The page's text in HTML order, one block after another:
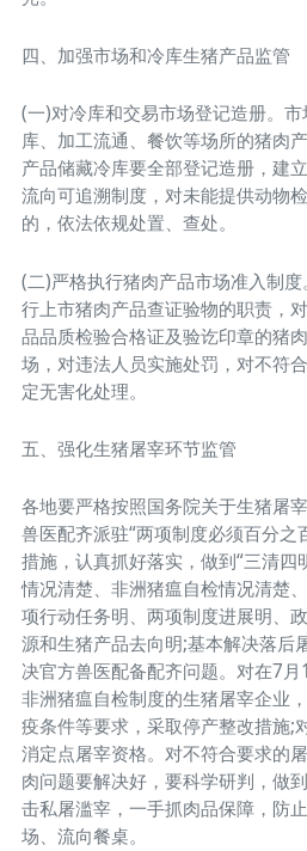
四、加强市场和冷库生猪产品监管
(一)对冷库和交易市场登记造册。
库、加工流通、餐饮等场所的猪肉
产品储藏冷库要全部登记造册，建
流向可追溯制度，对未能提供动物
的，依法依规处置、查处。
(二)严格执行猪肉产品市场准入制
行上市猪肉产品查证验物的职责，
品品质检验合格证及验讫印章的猪
场，对违法人员实施处罚，对不符
定无害化处理。
五、强化生猪屠宰环节监管
各地要严格按照国务院关于生猪屠
兽医配齐派驻“两项制度必须百分之
措施，认真抓好落实，做到“三清四
情况清楚、非洲猪瘟自检情况清楚
项行动任务明、两项制度进展明、
源和生猪产品去向明;基本解决落后
决官方兽医配备配齐问题。对在7
非洲猪瘟自检制度的生猪屠宰企业
疫条件等要求，采取停产整改措施;
消定点屠宰资格。对不符合要求的
肉问题要解决好，要科学研判，做
击私屠滥宰，一手抓肉品保障，防
场、流向餐桌。